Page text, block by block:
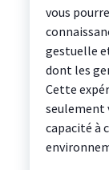
vous
gestuelle
dont les
Cette
seulement
capacité à